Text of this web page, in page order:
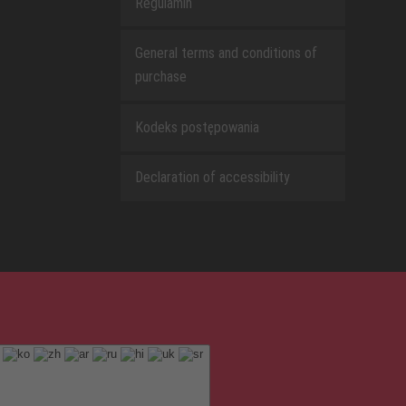
General terms and conditions of
purchase
Kodeks postępowania
Declaration of accessibility